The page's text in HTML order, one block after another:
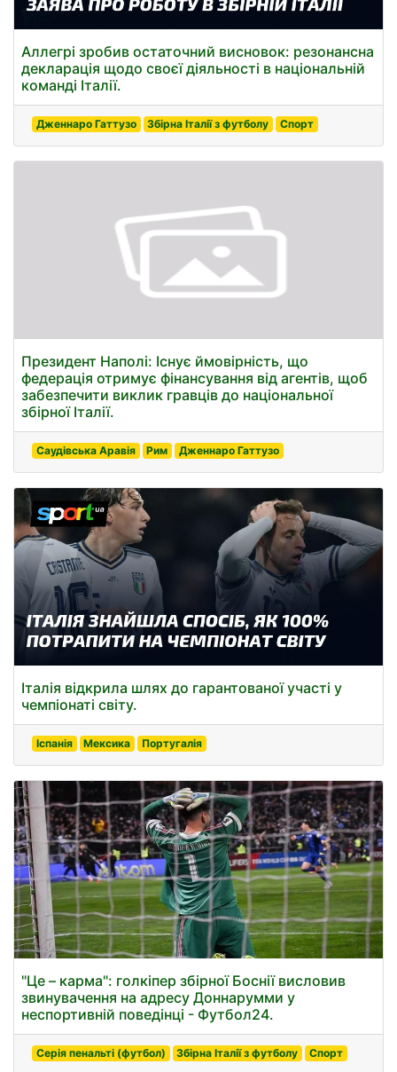
Аллегрі зробив остаточний висновок: резонансна
декларація щодо своєї діяльності в національній
команді Італії.
Дженнаро Гаттузо Збірна Італії з футболу Спорт
Президент Наполі: Існує ймовірність, що
федерація отримує фінансування від агентів, щоб
забезпечити виклик гравців до національної
збірної Італії.
Саудівська Аравія Рим Дженнаро Гаттузо
Італія відкрила шлях до гарантованої участі у
чемпіонаті світу.
Іспанія Мексика Португалія
"Це – карма": голкіпер збірної Боснії висловив
звинувачення на адресу Доннарумми у
неспортивній поведінці - Футбол24.
Серія пенальті (футбол) Збірна Італії з футболу Спорт